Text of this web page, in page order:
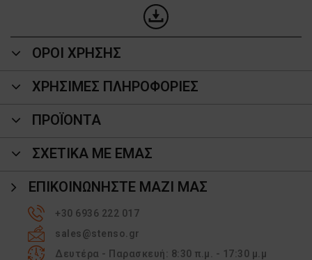
ΟΡΟΙ ΧΡΗΣΗΣ
ΧΡΗΣΙΜΕΣ ΠΛΗΡΟΦΟΡΙΕΣ
ΠΡΟΪΌΝΤΑ
ΣΧΕΤΙΚΑ ΜΕ ΕΜΑΣ
ΕΠΙΚΟΙΝΩΝΉΣΤΕ ΜΑΖΊ ΜΑΣ
+30 6936 222 017
sales@stenso.gr
Δευτέρα - Παρασκευή: 8:30 π.μ. - 17:30 μ.μ